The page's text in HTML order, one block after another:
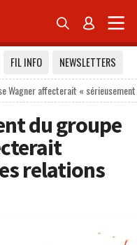
 
FIL INFO
NEWSLETTERS
Wagner affecterait «
du groupe
relations